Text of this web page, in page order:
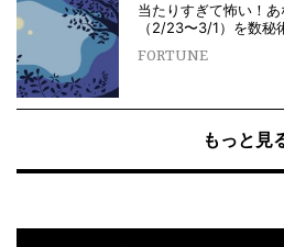
当たりすぎて怖い！
（2/23〜3/1）を数秘
FORTUNE
もっと見